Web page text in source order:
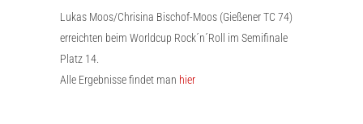
Lukas Moos/Chrisina Bischof-Moos (Gießener TC 74)
erreichten beim Worldcup Rock´n´Roll im Semifinale
Platz 14.
Alle Ergebnisse findet man hier